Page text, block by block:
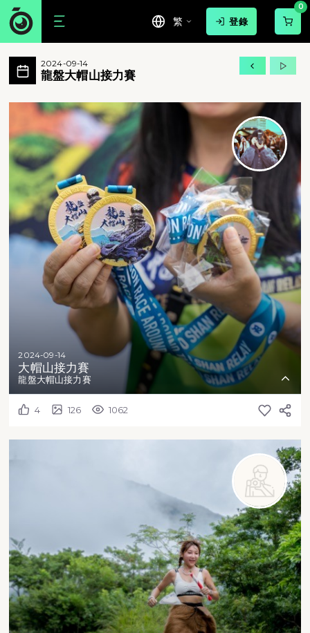
繁 登錄
0
龍盤大帽山接力賽 活動相簿 MovePic
今年九月，龍蟠大帽山接力賽即將開始！聚
龍盤大帽山接力賽 - 今年九月，龍蟠大帽山接力
2024-09-14
龍盤大帽山接力賽
2024-09-14
大帽山接力賽
龍盤大帽山接力賽
4 126 1062